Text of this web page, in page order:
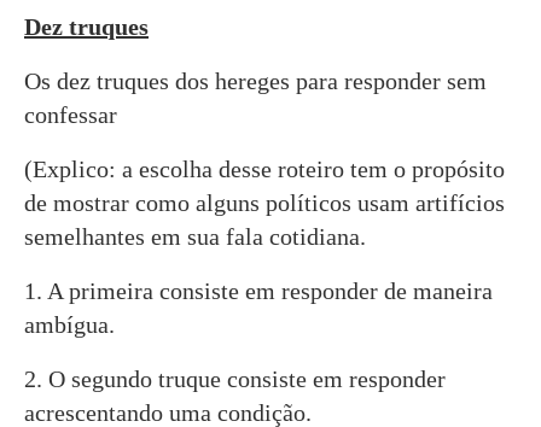
Dez truques
Os dez truques dos hereges para responder sem
confessar
(Explico: a escolha desse roteiro tem o propósito
de mostrar como alguns políticos usam artifícios
semelhantes em sua fala cotidiana.
1. A primeira consiste em responder de maneira
ambígua.
2. O segundo truque consiste em responder
acrescentando uma condição.